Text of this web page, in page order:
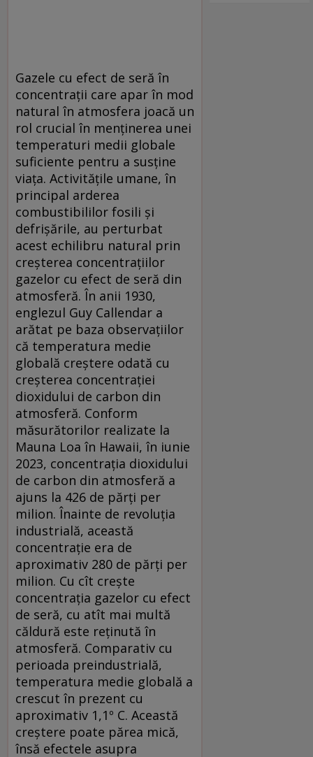
Gazele cu efect de seră în
concentrații care apar în mod
natural în atmosfera joacă un
rol crucial în menținerea unei
temperaturi medii globale
suficiente pentru a susține
viața. Activitățile umane, în
principal arderea
combustibililor fosili și
defrișările, au perturbat
acest echilibru natural prin
creșterea concentrațiilor
gazelor cu efect de seră din
atmosferă. În anii 1930,
englezul Guy Callendar a
arătat pe baza observațiilor
că temperatura medie
globală creștere odată cu
creșterea concentrației
dioxidului de carbon din
atmosferă. Conform
măsurătorilor realizate la
Mauna Loa în Hawaii, în iunie
2023, concentrația dioxidului
de carbon din atmosferă a
ajuns la 426 de părți per
milion. Înainte de revoluția
industrială, această
concentrație era de
aproximativ 280 de părți per
milion. Cu cît crește
concentrația gazelor cu efect
de seră, cu atît mai multă
căldură este reținută în
atmosferă. Comparativ cu
perioada preindustrială,
temperatura medie globală a
crescut în prezent cu
aproximativ 1,1º C. Această
creștere poate părea mică,
însă efectele asupra